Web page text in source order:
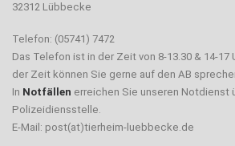
32312 Lübbecke
Telefon: (05741) 7472
Das Telefon ist in der Zeit von 8-13.30 & 14-
der Zeit können Sie gerne auf den AB
In Notfällen erreichen Sie unseren Notdienst
Polizeidiensstelle.
E-Mail: post(at)tierheim-luebbecke.de